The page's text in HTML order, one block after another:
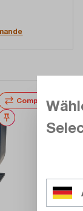
Comparer
Noter